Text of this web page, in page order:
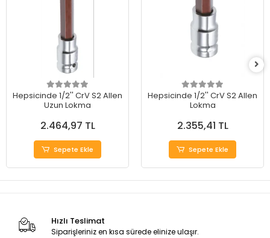
Hepsicinde 1/2'' CrV S2 Allen
Uzun Lokma
2.464,97 TL
Sepete Ekle
Hepsicinde 1/2'' CrV S2 Allen
Lokma
2.355,41 TL
Sepete Ekle
Hızlı Teslimat
Siparişleriniz en kısa sürede elinize ulaşır.